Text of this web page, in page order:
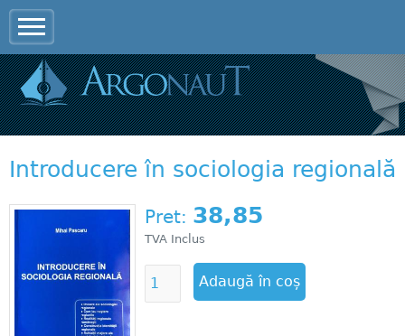
Introducere în sociologia regională
Pret: 38,85
TVA Inclus